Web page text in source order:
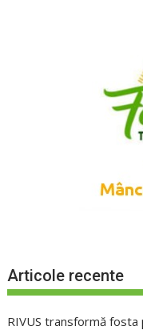
Articole recente
RIVUS transformă